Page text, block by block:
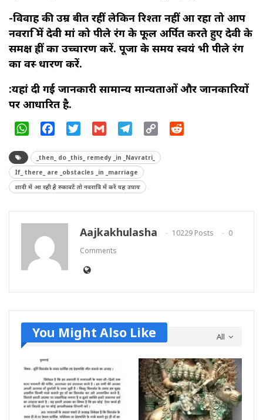
-विवाह की उम्र बीत रहीं लेकिन रिश्ता नहीं आ रहा तो आप
नवरात्रि में देवी मां को पीले रंग के फूल अर्पित करते हुए देवी के
समक्ष ह्रीं का उच्चारण करें. पूजा के समय स्वयं भी पीले रंग
का वस्त्र धारण करें.
:यहां दी गई जानकारी सामान्य मान्यताओं और जानकारियों
पर आधारित है.
WhatsAppFacebookTwitter Gmail Telegram
Copy
_then_ do _this_ remedy _in _Navratri_
If_ there_ are _obstacles _in _marriage
शादी में आ रही है रुकावटें तो नवरात्रि में करें यह उपाय
Aajkakhulasha 10229 Posts
0
Comments
All
You Might Also Like